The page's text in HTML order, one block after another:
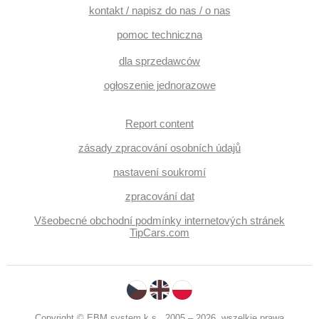
reflektory LED, roletky na zadních oknech, samostmívací
reflektorów, czujnik ciśnienia opon, sledování únavy řidiče,
stabilizacja podwozia (ESP), przycisk start, tempomat,
przyciemniane szyby, ukazatel rychlostního limitu (SLIF),
termometr zewnętrzny, volba jízdního režimu, podgrzewane
fotele, vyhřívaná zadní sedadla, podgrzewane lusterka,
podgrzewana kierownica, chowane zagłówki, fotele
kontakt / napisz do nas / o nas
pomoc techniczna
dla sprzedawców
ogłoszenie jednorazowe
Report content
zásady zpracování osobních údajů
nastavení soukromí
zpracování dat
Všeobecné obchodní podmínky internetových stránek
TipCars.com